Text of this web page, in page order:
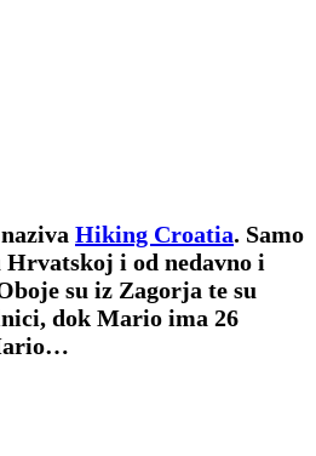
Hiking Croatia. Samo
Hrvatskoj i od nedavno i
su iz Zagorja te su
dok Mario ima 26